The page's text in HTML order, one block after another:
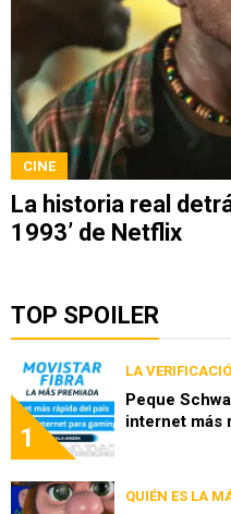
CINE
La historia real
1993’ de Netflix
TOP SPOILER
1
LA
Peque
internet más
QUIÉN ES LA